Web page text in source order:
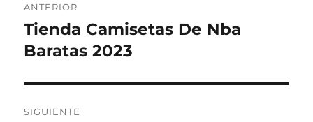
de
entradas
ANTERIOR
Entrada
anterior:
Tienda Camisetas De Nba
Baratas 2023
SIGUIENTE